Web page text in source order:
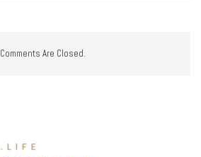
Comments Are Closed.